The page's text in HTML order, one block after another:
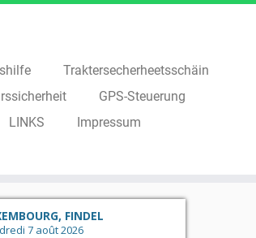
Traktersecherheetsschäin
GPS-Steuerung
LINKS
Impressum
FINDEL
7 août 2026